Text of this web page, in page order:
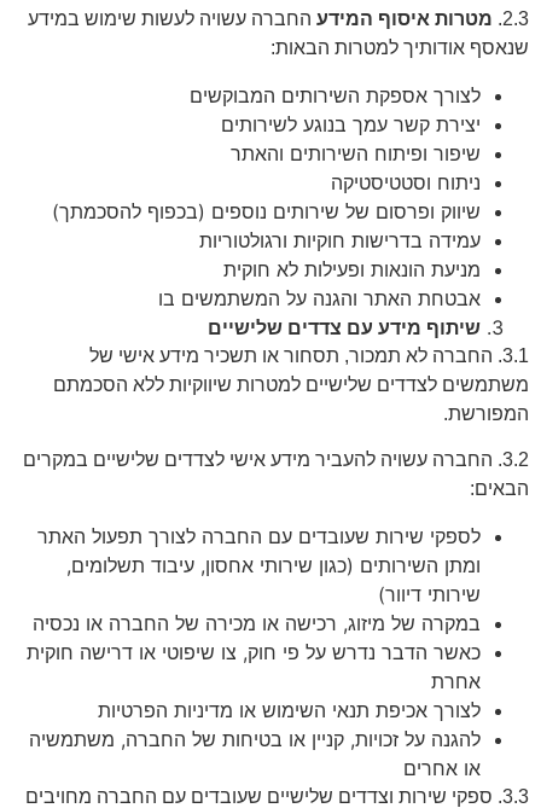
2.3. מטרות איסוף המידע החברה עשויה לעשות שימוש במידע
שנאסף אודותיך למטרות הבאות:
לצורך אספקת השירותים המבוקשים
יצירת קשר עמך בנוגע לשירותים
שיפור ופיתוח השירותים והאתר
ניתוח וסטטיסטיקה
שיווק ופרסום של שירותים נוספים (בכפוף להסכמתך)
עמידה בדרישות חוקיות ורגולטוריות
מניעת הונאות ופעילות לא חוקית
אבטחת האתר והגנה על המשתמשים בו
שיתוף מידע עם צדדים שלישיים
3.1. החברה לא תמכור, תסחור או תשכיר מידע אישי של
משתמשים לצדדים שלישיים למטרות שיווקיות ללא הסכמתם
המפורשת.
3.2. החברה עשויה להעביר מידע אישי לצדדים שלישיים במקרים
הבאים:
לספקי שירות שעובדים עם החברה לצורך תפעול האתר
ומתן השירותים (כגון שירותי אחסון, עיבוד תשלומים,
שירותי דיוור)
במקרה של מיזוג, רכישה או מכירה של החברה או נכסיה
כאשר הדבר נדרש על פי חוק, צו שיפוטי או דרישה חוקית
אחרת
לצורך אכיפת תנאי השימוש או מדיניות הפרטיות
להגנה על זכויות, קניין או בטיחות של החברה, משתמשיה
או אחרים
3.3. ספקי שירות וצדדים שלישיים שעובדים עם החברה מחויבים